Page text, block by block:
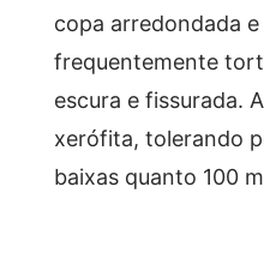
copa arredondada
frequentemente
escura e fissurada.
xerófita, tolerando
baixas quanto 100